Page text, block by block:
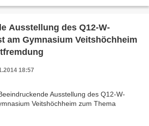
Ausstellung des Q12-W-
am Gymnasium Veitshöchheim
18:57